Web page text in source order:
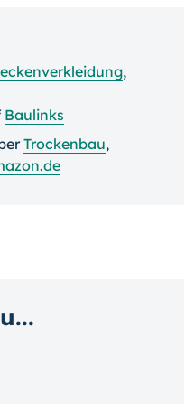
,
Baulinks
Trockenbau,